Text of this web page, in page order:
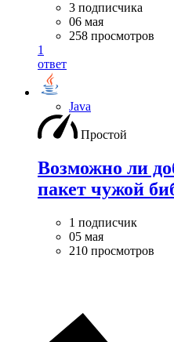
3 подписчика
06 мая
258 просмотров
1
ответ
Java
Простой
Возможно ли
пакет чужой
1 подписчик
05 мая
210 просмотров